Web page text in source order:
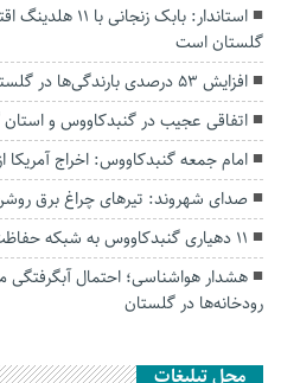
استاندار: بابک
گلستان است
افزایش ۵۳ درصدی بارندگی‌ها در گلستان
اتفاقی عجیب در‌ گنبدکاووس و
امام جمعه گنبدکاووس: اخراج
صدای شهروند: تیرهای چراغ برق
۱۱ دهیاری گنبدکاووس به شبکه حفاظت مردمی منابع طبیعی پیوستند
هشدار هواشناسی؛ احتمال آبگرفتگی
رودخانه‌ها در گلستان